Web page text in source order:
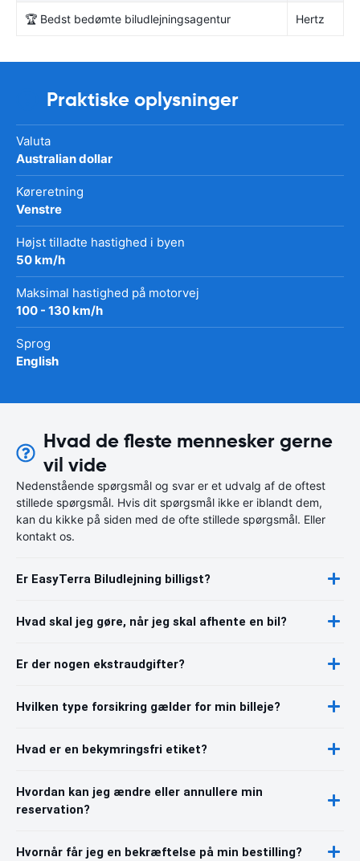
🏆 Bedst bedømte biludlejningsagentur Hertz
Praktiske oplysninger
Valuta
Australian dollar
Køreretning
Venstre
Højst tilladte hastighed i byen
50 km/h
Maksimal hastighed på motorvej
100 - 130 km/h
Sprog
English
Hvad de fleste mennesker gerne
vil vide
Nedenstående spørgsmål og svar er et udvalg af de oftest
stillede spørgsmål. Hvis dit spørgsmål ikke er iblandt dem,
kan du kikke på siden med de ofte stillede spørgsmål. Eller
kontakt os.
Er EasyTerra Biludlejning billigst?
Hvad skal jeg gøre, når jeg skal afhente en bil?
Er der nogen ekstraudgifter?
Hvilken type forsikring gælder for min billeje?
Hvad er en bekymringsfri etiket?
Hvordan kan jeg ændre eller annullere min
reservation?
Hvornår får jeg en bekræftelse på min bestilling?